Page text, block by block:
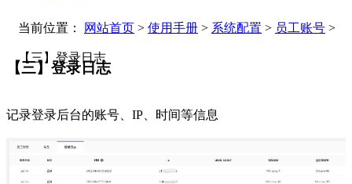
当前位置： 网站首页 > 使用手册 > 系统配置 > 员工账号 >
【三】登录日志
【三】登录日志
记录登录后台的账号、IP、时间等信息